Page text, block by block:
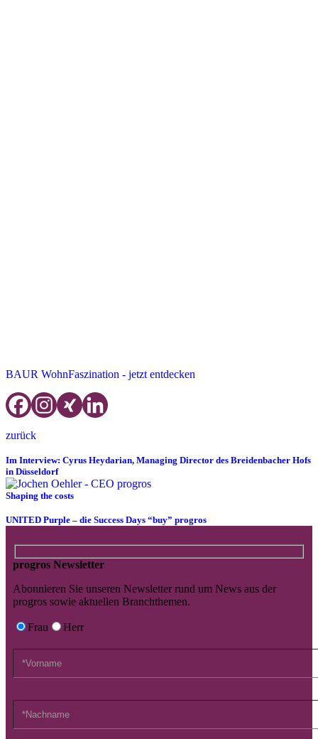
BAUR WohnFaszination - jetzt entdecken
zurück
Im Interview: Cyrus Heydarian, Managing Director des Breidenbacher Hofs
in Düsseldorf
Shaping the costs
UNITED Purple – die Success Days “buy” progros
progros Newsletter
Abonnieren Sie unseren Newsletter rund um News aus der
progros sowie aktuellen Branchthemen.
Frau Herr